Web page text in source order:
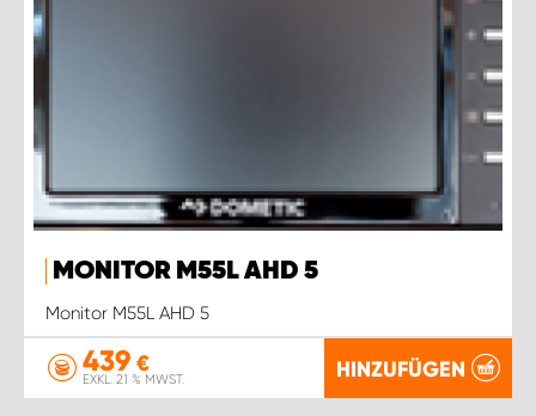
MONITOR M55L AHD 5
Monitor M55L AHD 5
439 €
EXKL. 21 % MWST. HINZUFÜGEN